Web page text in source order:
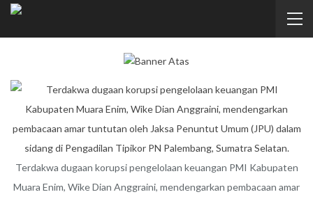
Terdakwa dugaan korupsi pengelolaan keuangan PMI Kabupaten
Muara Enim, Wike Dian Anggraini, mendengarkan pembacaan amar